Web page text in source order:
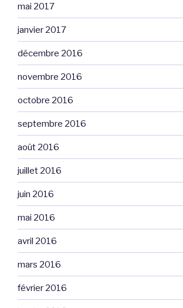
mai 2017
janvier 2017
décembre 2016
novembre 2016
octobre 2016
septembre 2016
août 2016
juillet 2016
juin 2016
mai 2016
avril 2016
mars 2016
février 2016